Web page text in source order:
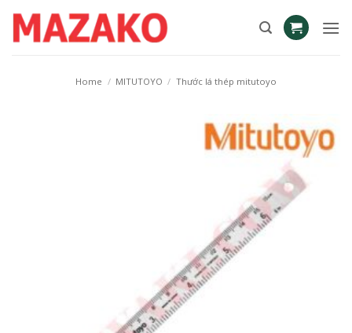
content
Home / MITUTOYO / Thước lá thép mitutoyo